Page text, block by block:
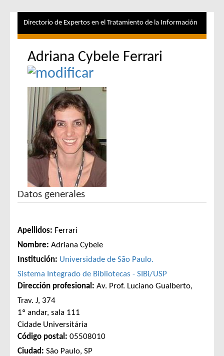
Directorio de Expertos en el Tratamiento de la Información
Adriana Cybele Ferrari
Datos generales
Apellidos: Ferrari
Nombre: Adriana Cybele
Institución: Universidade de São Paulo.
Sistema Integrado de Bibliotecas - SIBi/USP
Dirección profesional: Av. Prof. Luciano Gualberto,
Trav. J, 374
1º andar, sala 111
Cidade Universitária
Código postal: 05508010
Ciudad: São Paulo, SP